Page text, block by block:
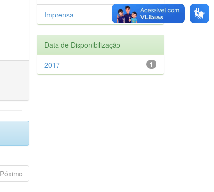
Póximo
1
Imprensa
Data de Disponibilização
1
2017